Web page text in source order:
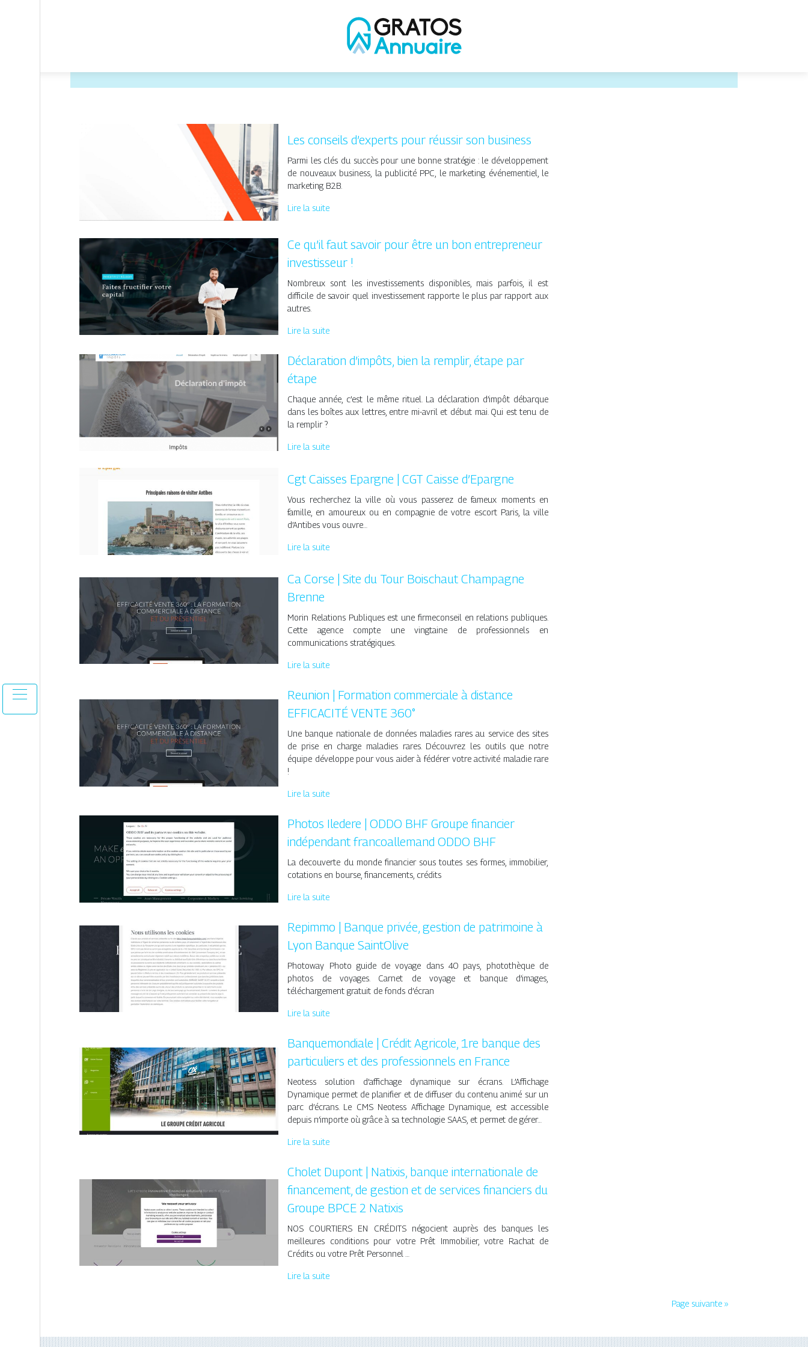
Finances
Les conseils d’experts pour réussir son business
Parmi les clés du succès pour une bonne stratégie : le développement
de nouveaux business, la publicité PPC, le marketing événementiel, le
marketing B2B.
Lire la suite
Ce qu’il faut savoir pour être un bon entrepreneur
investisseur !
Nombreux sont les investissements disponibles, mais parfois, il est
difficile de savoir quel investissement rapporte le plus par rapport aux
autres.
Lire la suite
Déclaration d’impôts, bien la remplir, étape par
étape
Chaque année, c’est le même rituel. La déclaration d’impôt débarque
dans les boîtes aux lettres, entre mi-avril et début mai. Qui est tenu de
la remplir ?
Lire la suite
Cgt Caisses Epargne | CGT Caisse d’Epargne
Vous recherchez la ville où vous passerez de fameux moments en
famille, en amoureux ou en compagnie de votre escort Paris, la ville
d’Antibes vous ouvre…
Lire la suite
Ca Corse | Site du Tour Boischaut Champagne
Brenne
Morin Relations Publiques est une firmeconseil en relations publiques.
Cette agence compte une vingtaine de professionnels en
communications stratégiques.
Lire la suite
Reunion | Formation commerciale à distance
EFFICACITÉ VENTE 360°
Une banque nationale de données maladies rares au service des sites
de prise en charge maladies rares. Découvrez les outils que notre
équipe développe pour vous aider à fédérer votre activité maladie rare
!
Lire la suite
Photos Iledere | ODDO BHF Groupe financier
indépendant francoallemand ODDO BHF
La decouverte du monde financier sous toutes ses formes, immobilier,
cotations en bourse, financements, crédits
Lire la suite
Repimmo | Banque privée, gestion de patrimoine à
Lyon Banque SaintOlive
Photoway Photo guide de voyage dans 40 pays, photothèque de
photos de voyages. Carnet de voyage et banque d’images,
téléchargement gratuit de fonds d’écran
Lire la suite
Banquemondiale | Crédit Agricole, 1re banque des
par­ticu­liers et des profes­sion­nels en France
Neotess solution d’affichage dynamique sur écrans. L’Affichage
Dynamique permet de planifier et de diffuser du contenu animé sur un
parc d’écrans. Le CMS Neotess Affichage Dynamique, est accessible
depuis n’importe où grâce à sa technologie SAAS, et permet de gérer…
Lire la suite
Cholet Dupont | Natixis, banque in­ter­nationa­le de
financement, de gestion et de services financiers du
Groupe BPCE 2 Natixis
NOS COURTIERS EN CRÉDITS négocient auprès des banques les
meilleures conditions pour votre Prêt Immobilier, votre Rachat de
Crédits ou votre Prêt Personnel …
Lire la suite
Page suivante »